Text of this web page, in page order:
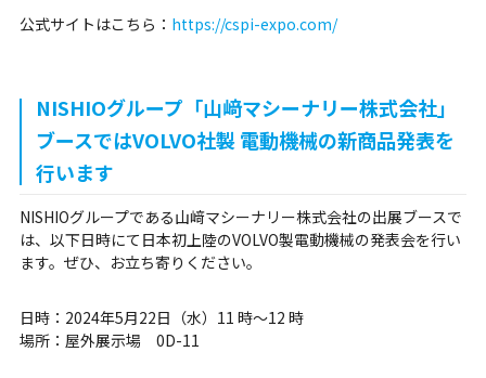
公式サイトはこちら： https://cspi-expo.com/
NISHIOグループ「山﨑マシーナリー株式会社」
ブースではVOLVO社製 電動機械の新商品発表を
行います
NISHIOグループである山﨑マシーナリー株式会社の出展ブースで
は、以下日時にて日本初上陸のVOLVO製電動機械の発表会を行い
ます。ぜひ、お立ち寄りください。
日時：2024年5月22日（水）11 時～12 時
場所：屋外展示場 0D-11